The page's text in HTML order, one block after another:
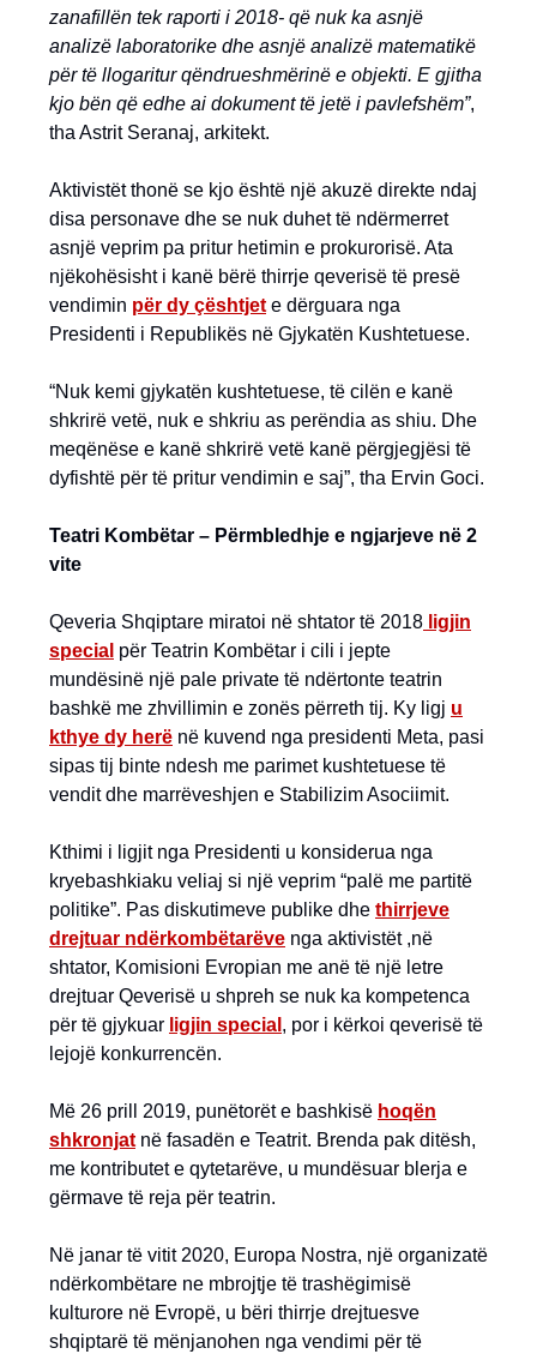
zanafillën tek raporti i 2018- që nuk ka asnjë
analizë laboratorike dhe asnjë analizë matematikë
për të llogaritur qëndrueshmërinë e objekti. E gjitha
kjo bën që edhe ai dokument të jetë i pavlefshëm”,
tha Astrit Seranaj, arkitekt.
Aktivistët thonë se kjo është një akuzë direkte ndaj
disa personave dhe se nuk duhet të ndërmerret
asnjë veprim pa pritur hetimin e prokurorisë. Ata
njëkohësisht i kanë bërë thirrje qeverisë të presë
vendimin për dy çështjet e dërguara nga
Presidenti i Republikës në Gjykatën Kushtetuese.
“Nuk kemi gjykatën kushtetuese, të cilën e kanë
shkrirë vetë, nuk e shkriu as perëndia as shiu. Dhe
meqënëse e kanë shkrirë vetë kanë përgjegjësi të
dyfishtë për të pritur vendimin e saj”, tha Ervin Goci.
Teatri Kombëtar – Përmbledhje e ngjarjeve në 2
vite
Qeveria Shqiptare miratoi në shtator të 2018 ligjin
special për Teatrin Kombëtar i cili i jepte
mundësinë një pale private të ndërtonte teatrin
bashkë me zhvillimin e zonës përreth tij. Ky ligj u
kthye dy herë në kuvend nga presidenti Meta, pasi
sipas tij binte ndesh me parimet kushtetuese të
vendit dhe marrëveshjen e Stabilizim Asociimit.
Kthimi i ligjit nga Presidenti u konsiderua nga
kryebashkiaku veliaj si një veprim “palë me partitë
politike”. Pas diskutimeve publike dhe thirrjeve
drejtuar ndërkombëtarëve nga aktivistët ,në
shtator, Komisioni Evropian me anë të një letre
drejtuar Qeverisë u shpreh se nuk ka kompetenca
për të gjykuar ligjin special , por i kërkoi qeverisë të
lejojë konkurrencën.
Më 26 prill 2019, punëtorët e bashkisë hoqën
shkronjat në fasadën e Teatrit. Brenda pak ditësh,
me kontributet e qytetarëve, u mundësuar blerja e
gërmave të reja për teatrin.
Në janar të vitit 2020, Europa Nostra, një organizatë
ndërkombëtare ne mbrojtje të trashëgimisë
kulturore në Evropë, u bëri thirrje drejtuesve
shqiptarë të mënjanohen nga vendimi për të